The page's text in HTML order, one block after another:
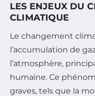
LES ENJEUX DU
CLIMATIQUE
Le changement
l’accumulation de
l’atmosphère,
humaine. Ce
graves, tels que la